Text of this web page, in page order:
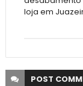
loja em
POST